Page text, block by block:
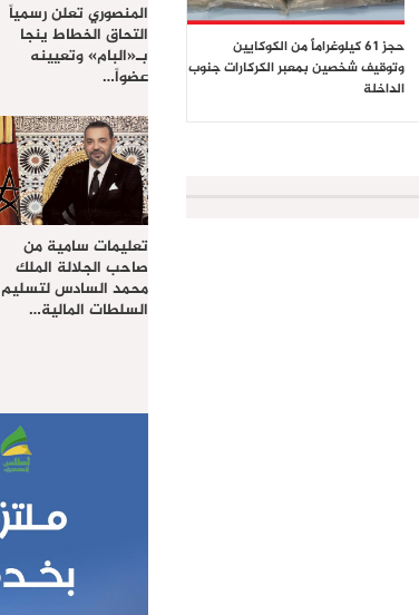
حجز 61 كيلوغراماً من الكوكايين
وتوقيف شخصين بمعبر الكركارات جنوب
الداخلة
المنصوري تعلن رسمياً
التحاق الخطاط ينجا
بـ«البام» وتعيينه
عضواً…
تعليمات سامية من
صاحب الجلالة الملك
محمد السادس لتسليم
السلطات المالية…